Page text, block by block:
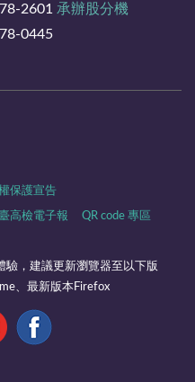
2601 承辦股分機
0445
保護宣告
高檢電子報 QR code 專區
驗，建議更新瀏覽器至以下版
、最新版本Firefox